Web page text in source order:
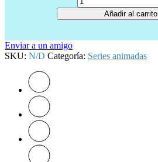
Añadir al carrito
Enviar a un amigo
SKU: N/D Categoría: Series animadas